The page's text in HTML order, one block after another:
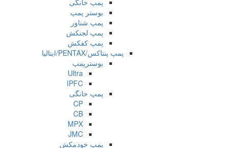
پمپ خانگی
بوستر پمپ
پمپ شناور
پمپ لجنکش
پمپ کفکش
پمپ پنتاکس/PENTAX/ایتالیا
بوسترپمپ
Ultra
IPFC
پمپ خانگی
CP
CB
MPX
JMC
پمپ خودمکش